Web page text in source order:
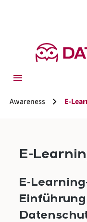
menu
Awareness chevron_right E-
E-
E-